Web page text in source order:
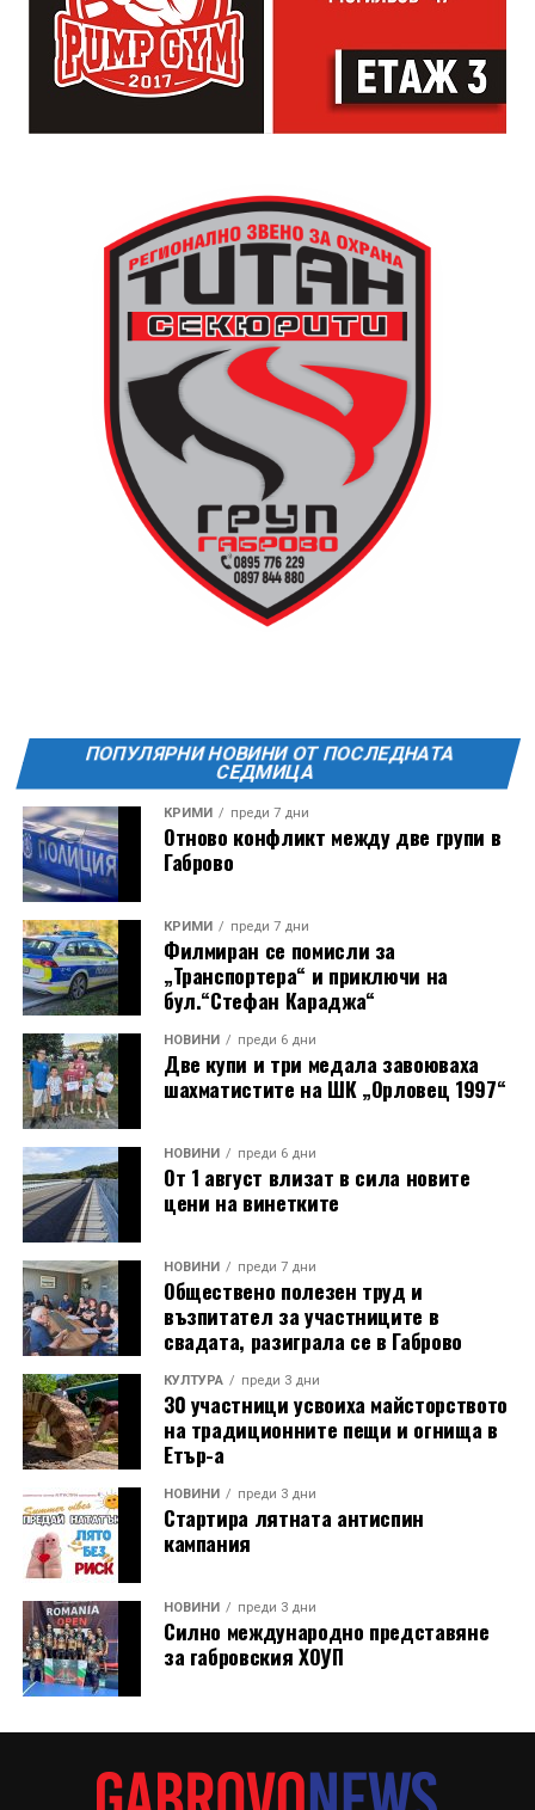
Мъжът е бил задържан по реда на Закона за МВР за
срок до 24 часа. По случая е образувано досъдебно
производство за извършени престъпления по чл.
345, ал. 1 и ал. 2, чл. 343б, ал. 6 и ал. 7 и чл. 270, ал. 1
от Наказателния кодекс.
ПОПУЛЯРНИ НОВИНИ ОТ ПОСЛЕДНАТА
СЕДМИЦА
КРИМИ преди 7 дни
Отново конфликт между две групи в
Габрово
КРИМИ преди 7 дни
Филмиран се помисли за
„Транспортера“ и приключи на
бул.“Стефан Караджа“
НОВИНИ преди 6 дни
Две купи и три медала завоюваха
шахматистите на ШК „Орловец 1997“
НОВИНИ преди 6 дни
От 1 август влизат в сила новите
цени на винетките
НОВИНИ преди 7 дни
Обществено полезен труд и
възпитател за участниците в
свадата, разиграла се в Габрово
КУЛТУРА преди 3 дни
30 участници усвоиха майсторството
на традиционните пещи и огнища в
Етър-а
НОВИНИ преди 3 дни
Стартира лятната антиспин
кампания
НОВИНИ преди 3 дни
Силно международно представяне
за габровския ХОУП